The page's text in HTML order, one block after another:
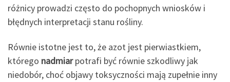
różnicy prowadzi często do pochopnych wniosków i
błędnych interpretacji stanu rośliny.
Równie istotne jest to, że azot jest pierwiastkiem,
którego nadmiarpotrafi być równie szkodliwy jak
niedobór, choć objawy toksyczności mają zupełnie inny